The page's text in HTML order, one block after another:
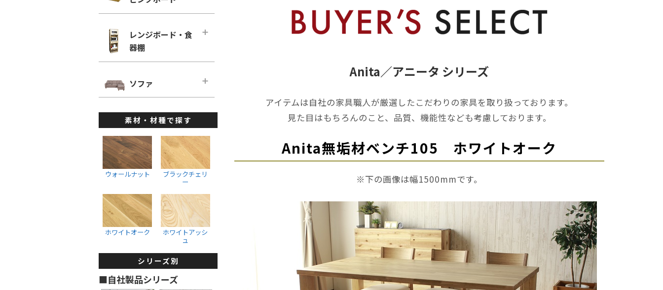
Anita／アニータ シリーズ
アイテムは自社の家具職人が厳選したこだわりの家具を取り扱っております。
見た目はもちろんのこと、品質、機能性なども考慮しております。
Anita無垢材ベンチ105 ホワイトオーク
※下の画像は幅1500mmです。
デスクチェア・オフィスチェア
ベンチ
ウォールナット
ブラックチェリー
ホワイトアッシュ
スツール
幅180cm－奥行き46cm
幅180cm－奥行き60cm
■幅200cm
幅200cm－奥行き46cm
幅200cm－奥行き60cm
■幅220cm
幅220cm－奥行き46cm
幅220cmー奥行き60cm
■幅240cm
幅240cm－奥行き46cm
幅240cmー奥行き60cm
幅100cm未満
幅150cm～200cm未満
幅200cm以上
ブラックチェリー
ホワイトオーク
ホワイトアッシュ
幅100cm未満
幅100cm～150cm未満
幅150cm～200cm未満
幅200cm以上
ウォールナット
ブラックチェリー
ホワイトアッシュ
タンス・着物箪笥
インページ
キャビネット・サイドボード
ウォールナット
ブラックチェリー
棚・ラック・シェルフ
ウォールナット
ブラックチェリー
ホワイトオーク
収納ボックス
レンジボード・食
器棚
ジ
レンジボード
ソファ
カウチソファ
1人掛けソファ
2人掛けソファ
3人掛けソファ
ブラックチェリー
ホワイトオーク
素材・材種で探す
ウォールナット
ブラックチェリ
ー
ホワイトオーク
ホワイトアッシ
ュ
シリーズ別
■自社製品シリーズ